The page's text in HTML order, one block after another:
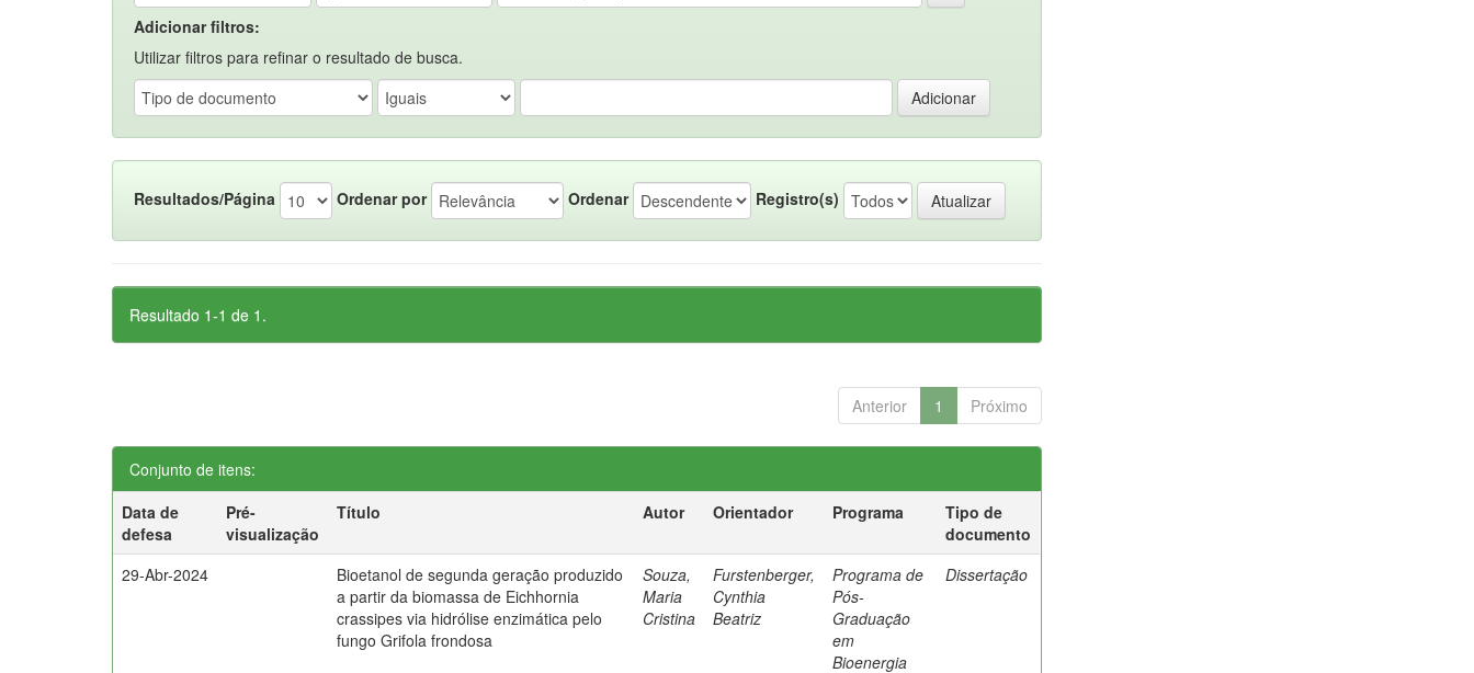
Adicionar filtros:
Utilizar filtros para refinar o resultado de busca.
Resultados/Página Ordenar por Ordenar Registro(s)
Resultado 1-1 de 1.
Anterior 1 Próximo
Conjunto de itens:
Data de
defesa
Pré-
visualização
Título Autor Orientador Programa
Tipo de
documento
29-Abr-2024
Bioetanol de segunda geração produzido
a partir da biomassa de Eichhornia
crassipes via hidrólise enzimática pelo
fungo Grifola frondosa
Souza,
Maria
Cristina
Furstenberger,
Cynthia
Beatriz
Programa de
Pós-
Graduação
em
Bioenergia
Dissertação